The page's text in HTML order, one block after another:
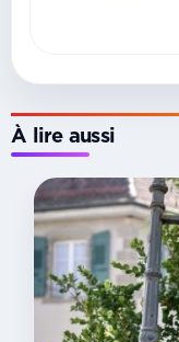
À lire aussi
INSTANCES
Échecs :
le
Gabon
accède